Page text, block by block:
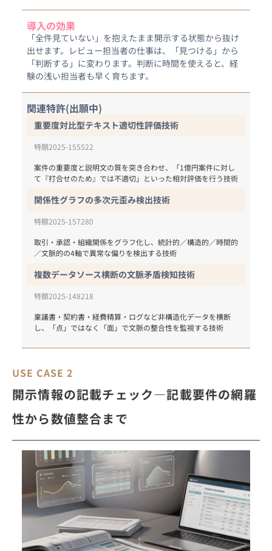
導入の効果
「全件見ていない」を抱えたまま開示する状態から抜け
出せます。レビュー担当者の仕事は、「見つける」から
「判断する」に変わります。判断に時間を使えると、経
験の浅い担当者も早く育ちます。
関連特許(出願中)
重要度対比型テキスト適切性評価技術
特願2025-155522
案件の重要度と説明文の質を突き合わせ、「1億円案件に対し
て『打合せのため』では不適切」といった相対評価を行う技術
関係性グラフの多次元歪み検出技術
特願2025-157280
取引・承認・組織関係をグラフ化し、統計的／構造的／時間的
／文脈的の4軸で異常な偏りを検出する技術
複数データソース横断の文脈矛盾検知技術
特願2025-148218
稟議書・契約書・経費精算・ログなど非構造化データを横断
し、「点」ではなく「面」で文脈の整合性を監視する技術
USE CASE 2
開示情報の記載チェック―記載要件の網羅
性から数値整合まで